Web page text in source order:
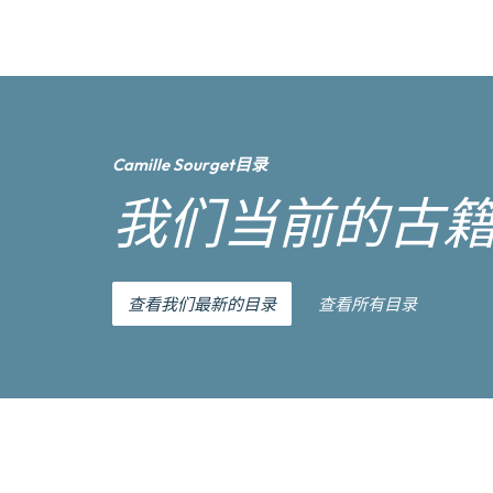
Camille Sourget目录
我们当前的古
查看我们最新的目录 查看所有目录